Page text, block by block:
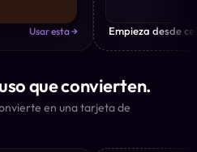
Usar esta → Empieza desde
que convierten.
en una tarjeta de